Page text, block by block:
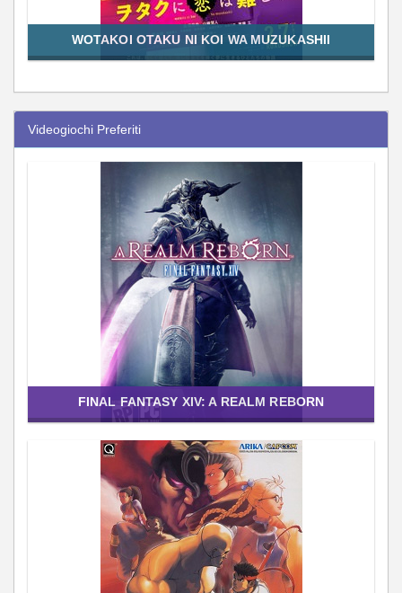
WOTAKOI OTAKU NI KOI WA MUZUKASHII
Videogiochi Preferiti
FINAL FANTASY XIV: A REALM REBORN